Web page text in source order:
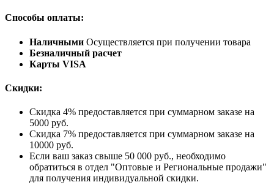
Способы оплаты:
Наличными Осуществляется при получении товара
Безналичный расчет
Карты VISA
Скидки:
Скидка 4% предоставляется при суммарном заказе на
5000 руб.
Скидка 7% предоставляется при суммарном заказе на
10000 руб.
Если ваш заказ свыше 50 000 руб., необходимо
обратиться в отдел "Оптовые и Региональные продажи"
для получения индивидуальной скидки.